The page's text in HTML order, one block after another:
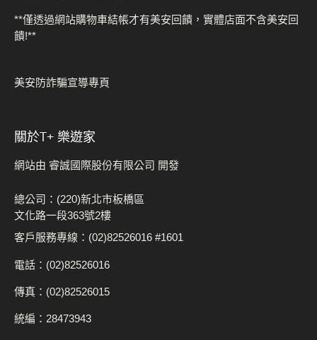
**僅透過網站購物車結帳才有美安回饋，實體店面不含美安回
饋!**
美安防詐騙宣導專頁
關於t+ 樂遊家
網站由 睿誠國際股份有限公司 開發
總公司：(220)新北市板橋區
文化路一段363號2樓
客戶服務專線：(02)82526016 #1601
電話：(02)82526016
傳真：(02)82526015
統編：28473943